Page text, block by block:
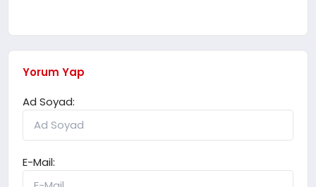
Yorum Yap
Ad Soyad:
E-Mail: